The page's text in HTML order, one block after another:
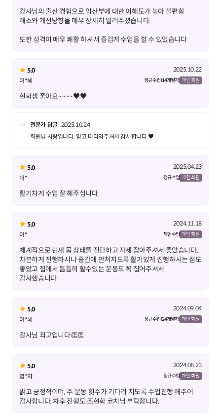
강사님의 출산 경험으로 임산부에 대한 이해도가 높아 불편함
또한 성격이 매우 쾌활 하셔서 즐겁게 수업을 할 수 있었습니다
5.0
2025.10.22
이*혜
정규 수업 (14개월차) 개인 회원
현화샘 좋아요~~~~♥♥
전문가 답글 2025.10.24
회원님 사랑입니다. 믿고 따라와주셔서 감사합니다 ♥️
5.0
2025.04.23
이*
정규 수업 개인 회원
활기차게 수업 잘 해주십니다
5.0
2024.11.18
이*
체험 수업 개인 회원
체계적으로 현재 몸 상태를 진단하고 자세 잡아주셔서 좋았습니다.
차분하게 진행하시나 중간에 안쳐지도록 활기있게 진행하시는 점도
좋았고 집에서 틈틈히 할수있는 운동도 꼭 집어주셔서
감사했습니다
5.0
2024.09.04
이*혜
정규 수업 (24개월차) 개인 회원
강사님 최고입니다👏👏
5.0
2024.08.23
염*자
정규 수업 개인 회원
밝고 긍정적이며, 주 운동 횟수가 기다려 지도록 수업진행 해주어
감사합니다. 차후 진행도 조현화 코치님 부탁합니다.